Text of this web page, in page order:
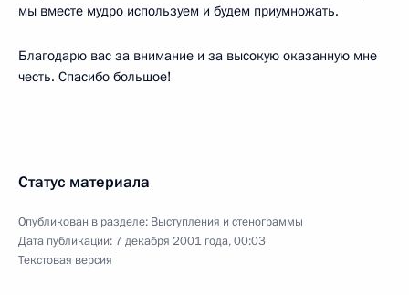
мы вместе мудро используем и будем приумножать.
Благодарю вас за внимание и за высокую оказанную мне
честь. Спасибо большое!
Статус материала
Опубликован в разделе: Выступления и стенограммы
Дата публикации: 7 декабря 2001 года, 00:03
Текстовая версия